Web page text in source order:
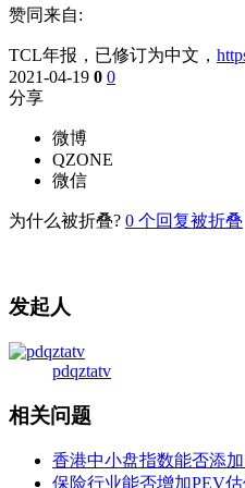
赞同来自:
TCL年报，已修订为中文，
2021-04-19 0 0
分享
微博
QZONE
微信
为什么被折叠? 0 个回复被折叠
发起人
pdqztatv
相关问题
香港中小盘指数能否添加
保险行业能否增加PEV估